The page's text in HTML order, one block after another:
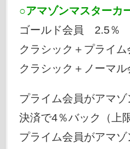
○アマゾンマスターカ
ゴールド会員 2.5％
クラシック＋プライ
クラシック＋ノーマ
プライム会員がアマ
決済で4％バック（上
プライム会員がアマ